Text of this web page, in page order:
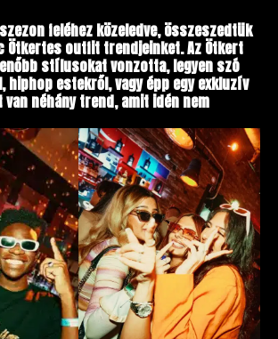
feléhez közeledve, összeszedtük
Ötkertes outfit trendjeinket. Az Ötkert
stílusokat vonzotta, legyen szó
hiphop estekről, vagy épp egy exkluzív
néhány trend, amit idén nem